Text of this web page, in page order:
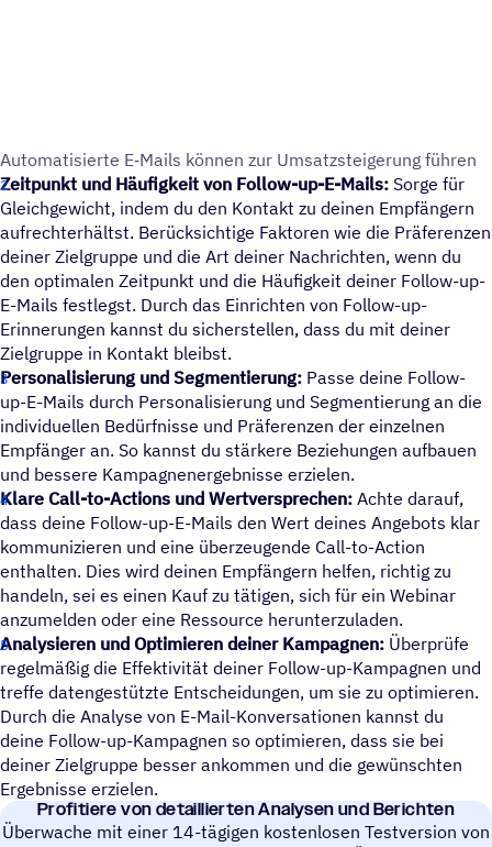
Auto­ma­ti­sierte E‑Mails können zur Umsatzsteigerung führen
Zeitpunkt und Häufigkeit von Follow-up-E-Mails: Sorge für
Gleichgewicht, indem du den Kontakt zu deinen Empfängern
aufrechterhältst. Berücksichtige Faktoren wie die Präferenzen
deiner Zielgruppe und die Art deiner Nachrichten, wenn du
den optimalen Zeitpunkt und die Häufigkeit deiner Follow-up-
E-Mails festlegst. Durch das Einrichten von Follow-up-
Erinnerungen kannst du sicherstellen, dass du mit deiner
Zielgruppe in Kontakt bleibst.
Personalisierung und Segmentierung: Passe deine Follow-
up-E-Mails durch Personalisierung und Segmentierung an die
individuellen Bedürfnisse und Präferenzen der einzelnen
Empfänger an. So kannst du stärkere Beziehungen aufbauen
und bessere Kampagnenergebnisse erzielen.
Klare Call-to-Actions und Wertversprechen: Achte darauf,
dass deine Follow-up-E-Mails den Wert deines Angebots klar
kommunizieren und eine überzeugende Call-to-Action
enthalten. Dies wird deinen Empfängern helfen, richtig zu
handeln, sei es einen Kauf zu tätigen, sich für ein Webinar
anzumelden oder eine Ressource herunterzuladen.
Analysieren und Optimieren deiner Kampagnen: Überprüfe
regelmäßig die Effektivität deiner Follow-up-Kampagnen und
treffe datengestützte Entscheidungen, um sie zu optimieren.
Durch die Analyse von E-Mail-Konversationen kannst du
deine Follow-up-Kampagnen so optimieren, dass sie bei
deiner Zielgruppe besser ankommen und die gewünschten
Ergebnisse erzielen.
Profi­tiere von detail­lier­ten Analy­sen und Berichten
Überwache mit einer 14-tägigen kostenlosen Testversion von